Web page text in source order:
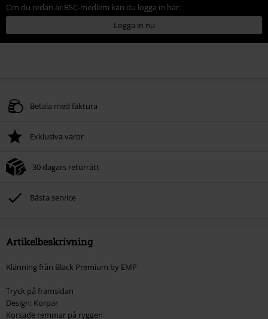
Om du redan är BSC-medlem kan du logga in här:
Logga in nu
Betala med faktura
Exklusiva varor
30 dagars returrätt
Bästa service
Artikelbeskrivning
Klänning från Black Premium by EMP
Tryck på framsidan
Design: Korpar
Korsade remmar på ryggen